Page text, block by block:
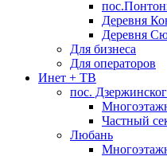
Деревня
Деревня
Для бизнеса
Для операторов
Инет + ТВ
пос.
Частный
Любань